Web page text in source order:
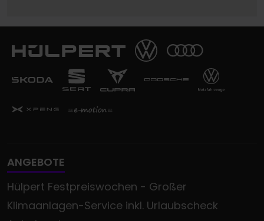
ANGEBOTE
Hülpert Festpreiswochen - Großer
Klimaanlagen-Service inkl. Urlaubscheck